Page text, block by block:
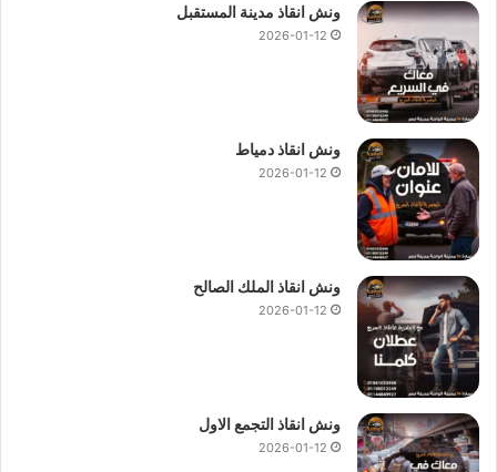
ونش انقاذ مدينة المستقبل
2026-01-12
ونش انقاذ دمياط
2026-01-12
ونش انقاذ الملك الصالح
2026-01-12
ونش انقاذ التجمع الاول
2026-01-12